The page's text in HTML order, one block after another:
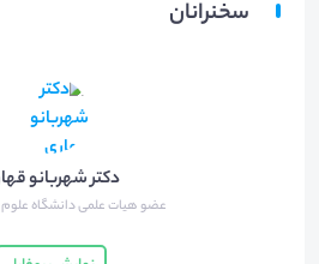
سخنرانان
دکتر شهربانو
عضو هیات علمی دانشگاه علوم